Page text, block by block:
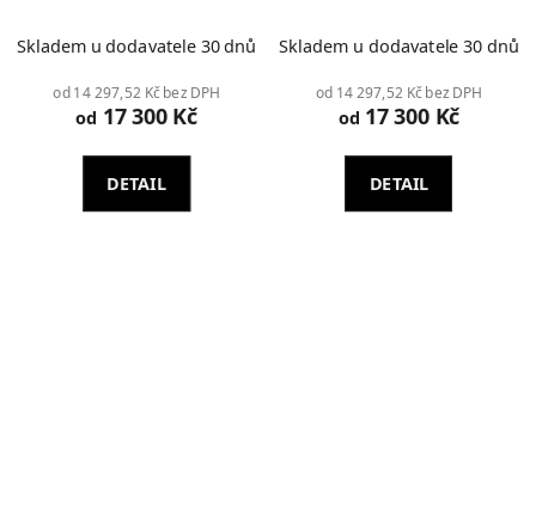
Skladem u dodavatele 30 dnů
od 14 297,52 Kč bez DPH
od 17 300 Kč
DETAIL
hodnocení
produktu
je
z
Skladem u dodavatele 30 dnů
od 14 297,52 Kč bez DPH
od 17 300 Kč
DETAIL